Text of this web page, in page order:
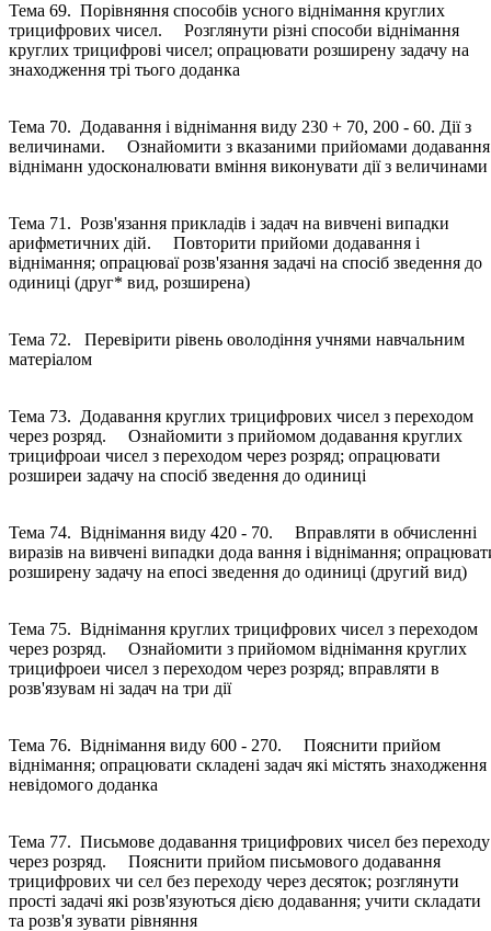
Тема 69. Порівняння способів усного віднімання круглих
трицифрових чисел. Розглянути різні способи віднімання
круглих трицифрові чисел; опрацювати розширену задачу на
знаходження трі тього доданка
Тема 70. Додавання і віднімання виду 230 + 70, 200 - 60. Дії з
величинами. Ознайомити з вказаними прийомами додавання
відніманн удосконалювати вміння виконувати дії з величинами
Тема 71. Розв'язання прикладів і задач на вивчені випадки
арифметичних дій. Повторити прийоми додавання і
віднімання; опрацюваї розв'язання задачі на спосіб зведення до
одиниці (друг* вид, розширена)
Тема 72. Перевірити рівень оволодіння учнями навчальним
матеріалом
Тема 73. Додавання круглих трицифрових чисел з переходом
через розряд. Ознайомити з прийомом додавання круглих
трицифроаи чисел з переходом через розряд; опрацювати
розширеи задачу на спосіб зведення до одиниці
Тема 74. Віднімання виду 420 - 70. Вправляти в обчисленні
виразів на вивчені випадки дода вання і віднімання;
розширену задачу на епосі зведення до одиниці (другий вид)
Тема 75. Віднімання круглих трицифрових чисел з переходом
через розряд. Ознайомити з прийомом віднімання круглих
трицифроеи чисел з переходом через розряд; вправляти в
розв'язувам ні задач на три дії
Тема 76. Віднімання виду 600 - 270. Пояснити прийом
віднімання; опрацювати складені задач які містять знаходження
невідомого доданка
Тема 77. Письмове додавання трицифрових чисел без переходу
через розряд. Пояснити прийом письмового додавання
трицифрових чи сел без переходу через десяток; розглянути
прості задачі які розв'язуються дією додавання; учити складати
та розв'я зувати рівняння